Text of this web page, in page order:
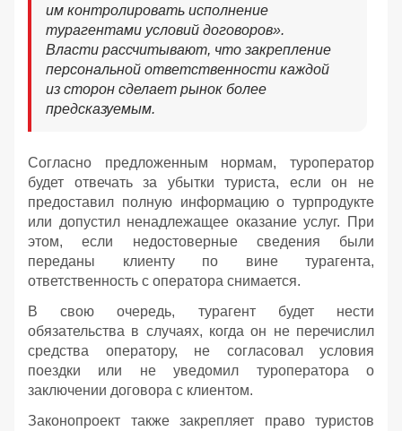
им контролировать исполнение
турагентами условий договоров».
Власти рассчитывают, что закрепление
персональной ответственности каждой
из сторон сделает рынок более
предсказуемым.
Согласно предложенным нормам, туроператор
будет отвечать за убытки туриста, если он не
предоставил полную информацию о турпродукте
или допустил ненадлежащее оказание услуг. При
этом, если недостоверные сведения были
переданы клиенту по вине турагента,
ответственность с оператора снимается.
В свою очередь, турагент будет нести
обязательства в случаях, когда он не перечислил
средства оператору, не согласовал условия
поездки или не уведомил туроператора о
заключении договора с клиентом.
Законопроект также закрепляет право туристов